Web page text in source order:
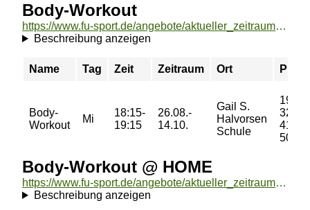
Body-Workout
https://www.fu-sport.de/angebote/aktueller_zeitraum/_Body-Workout.html
Beschreibung anzeigen
Name Tag Zeit Zeitraum Ort Preis
Body-
Workout
Mi
18:15-
19:15
26.08.-
14.10.
Gail S.
Halvorsen
Schule
19/
32/
41/
50 €
Body-Workout @ HOME
https://www.fu-sport.de/angebote/aktueller_zeitraum/_Body-Workout___HOME.html
Beschreibung anzeigen